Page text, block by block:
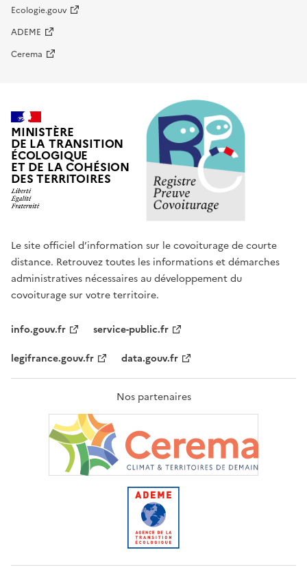
Ecologie.gouv
ADEME
Cerema
MINISTÈRE
DE LA TRANSITION
ÉCOLOGIQUE
ET DE LA COHÉSION
DES TERRITOIRES
Le site officiel d’information sur le covoiturage de courte
distance. Retrouvez toutes les informations et démarches
administratives nécessaires au développement du
covoiturage sur votre territoire.
info.gouv.fr
service-public.fr
legifrance.gouv.fr
data.gouv.fr
Nos partenaires